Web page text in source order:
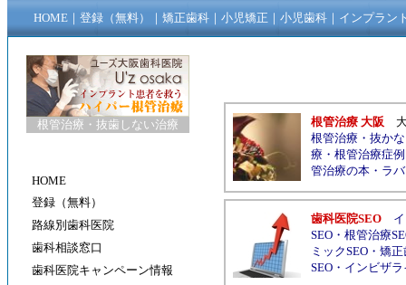
HOME｜ 登録（無料） ｜ 矯正歯科｜ 小児矯正 ｜ 小児歯科｜ インプラン
根管治療 ・ 抜歯しない治療
HOME
登録（無料）
路線別歯科医院
歯科相談窓口
歯科医院キャンペーン情報
根管治療 大阪
根管治療・ 抜か
療・ 根管治療症例
管治療の本・ ラ
歯科医院SEO
SEO・ 根管治療
ミックSEO・ 矯正
SEO・ インビザラ